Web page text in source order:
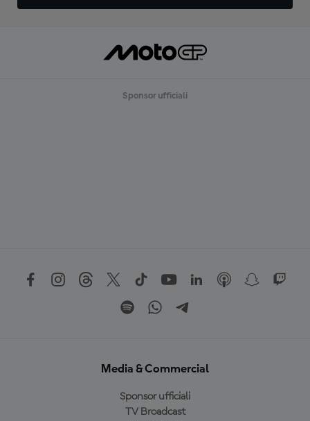
Sponsor ufficiali
Media & Commercial
Sponsor ufficiali
TV Broadcast